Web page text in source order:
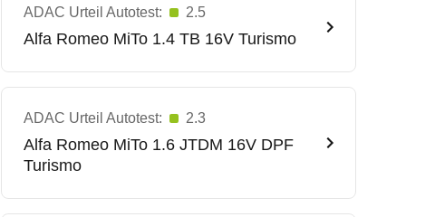
ADAC Urteil Autotest: 2.5
Alfa Romeo MiTo 1.4 TB 16V Turismo
ADAC Urteil Autotest: 2.3
Alfa Romeo MiTo 1.6 JTDM 16V DPF
Turismo